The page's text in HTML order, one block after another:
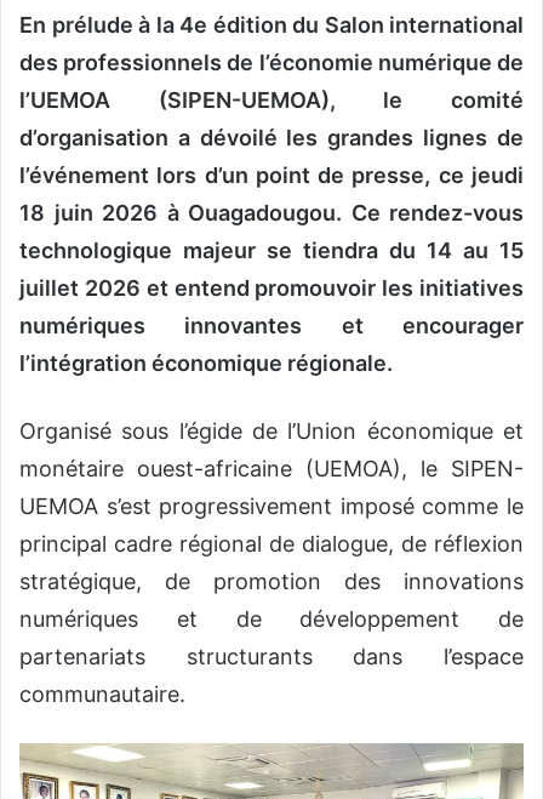
e
En prélude à la 4e édition du Salon international
des professionnels de l’économie numérique de
l’UEMOA (SIPEN-UEMOA), le comité
d’organisation a dévoilé les grandes lignes de
l’événement lors d’un point de presse, ce jeudi
18 juin 2026 à Ouagadougou. Ce rendez-vous
technologique majeur se tiendra du 14 au 15
juillet 2026 et entend promouvoir les initiatives
numériques innovantes et encourager
l’intégration économique régionale.
Organisé sous l’égide de l’Union économique et
monétaire ouest-africaine (UEMOA), le SIPEN-
UEMOA s’est progressivement imposé comme le
principal cadre régional de dialogue, de réflexion
stratégique, de promotion des innovations
numériques et de développement de
partenariats structurants dans l’espace
communautaire.